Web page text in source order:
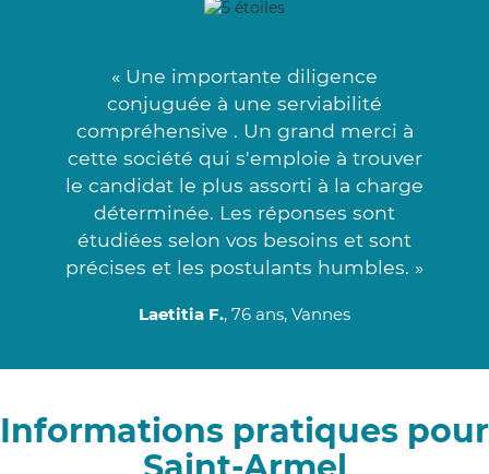
« Une importante diligence
conjuguée à une serviabilité
compréhensive . Un grand merci à
cette société qui s'emploie à trouver
le candidat le plus assorti à la charge
déterminée. Les réponses sont
étudiées selon vos besoins et sont
précises et les postulants humbles. »
Laetitia F., 76 ans, Vannes
Informations pratiques pour